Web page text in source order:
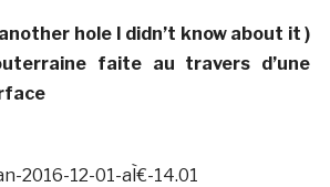
hole I didn’t know about it )
faite au travers d’une